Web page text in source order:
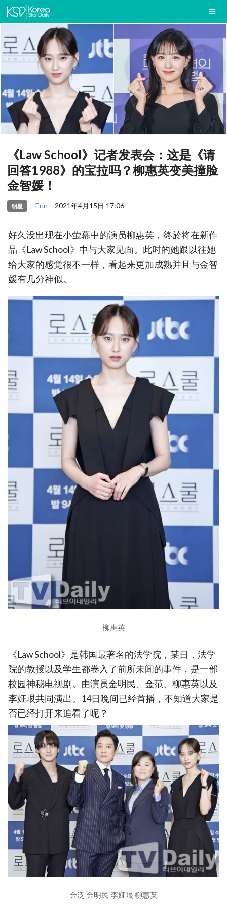
《Law School》记者发表会：这是《请
回答1988》的宝拉吗？柳惠英变美撞脸
金智媛！
明星 Erin 2021年4月15日 17:06
好久没出现在小萤幕中的演员柳惠英，终於将在新作
品《Law School》中与大家见面。此时的她跟以往她
给大家的感觉很不一样，看起来更加成熟并且与金智
媛有几分神似。
柳惠英
《Law School》是韩国最著名的法学院，某日，法学
院的教授以及学生都卷入了前所未闻的事件，是一部
校园神秘电视剧。由演员金明民、金范、柳惠英以及
李姃垠共同演出。14日晚间已经首播，不知道大家是
否已经打开来追看了呢？
金泛 金明民 李姃垠 柳惠英